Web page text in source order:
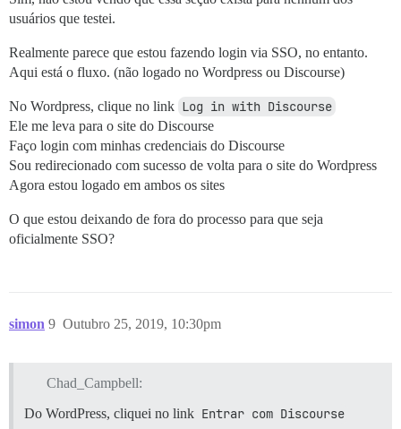
usuários que testei.
Realmente parece que estou fazendo login via SSO, no entanto.
Aqui está o fluxo. (não logado no Wordpress ou Discourse)
No Wordpress, clique no link Log in with Discourse
Ele me leva para o site do Discourse
Faço login com minhas credenciais do Discourse
Sou redirecionado com sucesso de volta para o site do Wordpress
Agora estou logado em ambos os sites
O que estou deixando de fora do processo para que seja
oficialmente SSO?
simon Outubro 25, 2019, 10:30pm
9
Chad_Campbell:
Do WordPress, cliquei no link Entrar com Discourse